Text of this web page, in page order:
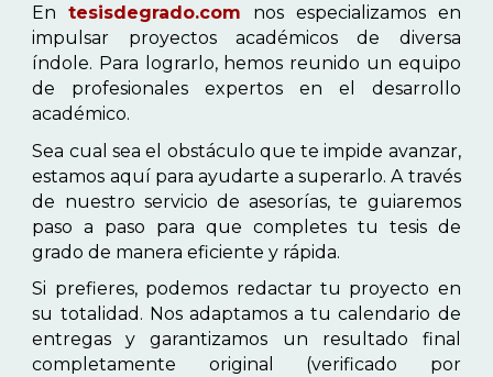
Entesisdegrado.com nos especializamos en
impulsar proyectos académicos de diversa
índole. Para lograrlo, hemos reunido un equipo
de profesionales expertos en el desarrollo
académico.
Sea cual sea el obstáculo que te impide avanzar,
estamos aquí para ayudarte a superarlo. A través
de nuestro servicio de asesorías, te guiaremos
paso a paso para que completes tu tesis de
grado de manera eficiente y rápida.
Si prefieres, podemos redactar tu proyecto en
su totalidad. Nos adaptamos a tu calendario de
entregas y garantizamos un resultado final
completamente original (verificado por